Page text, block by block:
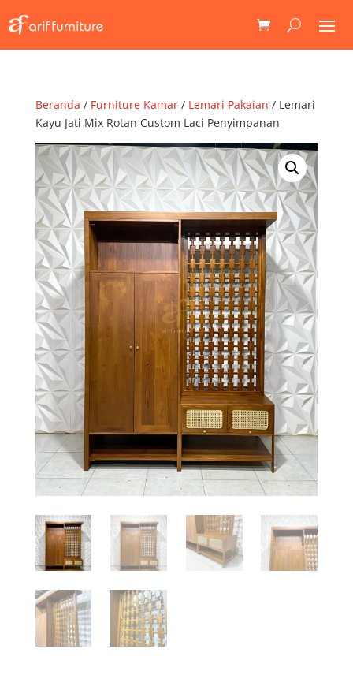
Beranda / Furniture Kamar/ Lemari Pakaian / Lemari
Kayu Jati Mix Rotan Custom Laci Penyimpanan